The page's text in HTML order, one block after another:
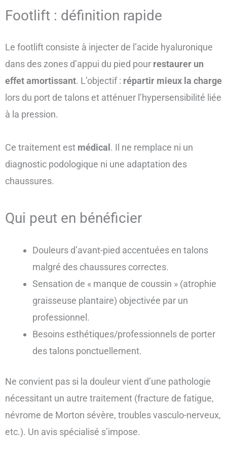
Footlift : définition rapide
Le footlift consiste à injecter de l’acide hyaluronique
dans des zones d’appui du pied pour restaurer un
effet amortissant. L’objectif : répartir mieux la charge
lors du port de talons et atténuer l’hypersensibilité liée
à la pression.
Ce traitement est médical. Il ne remplace ni un
diagnostic podologique ni une adaptation des
chaussures.
Qui peut en bénéficier
Douleurs d’avant-pied accentuées en talons
malgré des chaussures correctes.
Sensation de « manque de coussin » (atrophie
graisseuse plantaire) objectivée par un
professionnel.
Besoins esthétiques/professionnels de porter
des talons ponctuellement.
Ne convient pas si la douleur vient d’une pathologie
nécessitant un autre traitement (fracture de fatigue,
névrome de Morton sévère, troubles vasculo-nerveux,
etc.). Un avis spécialisé s’impose.